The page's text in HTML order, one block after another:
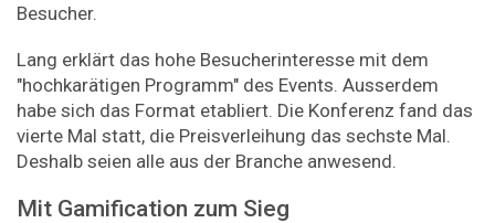
Besucher.
Lang erklärt das hohe Besucherinteresse mit dem
"hochkarätigen Programm" des Events. Ausserdem
habe sich das Format etabliert. Die Konferenz fand das
vierte Mal statt, die Preisverleihung das sechste Mal.
Deshalb seien alle aus der Branche anwesend.
Mit Gamification zum Sieg